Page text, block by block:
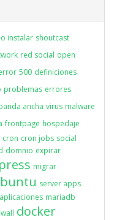
instalar shoutcast
red social open
500 definiciones
problemas errores
ancha virus malware
frontpage hospedaje
cron cron jobs social
domnio expirar
migrar
server apps
aplicaciones mariadb
docker